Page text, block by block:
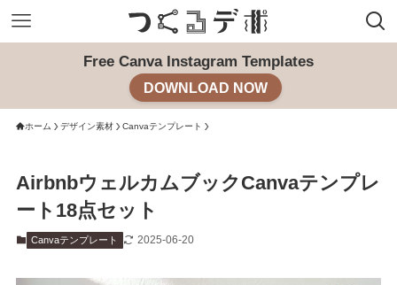
Free Canva Instagram Templates
DOWNLOAD NOW
ホーム デザイン素材 Canvaテンプレート
AirbnbウェルカムブックCanvaテンプレ
ート18点セット
Canvaテンプレート 2025-06-20